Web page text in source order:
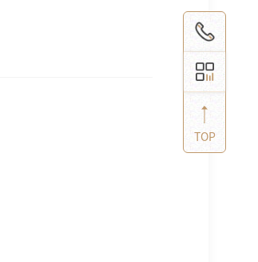
TOP